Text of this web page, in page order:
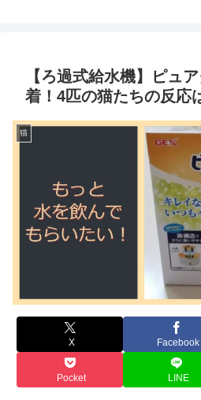
【ろ過式給水機】ピュ
着！4匹の猫たちの反応
猫
X Facebook
Pocket LINE